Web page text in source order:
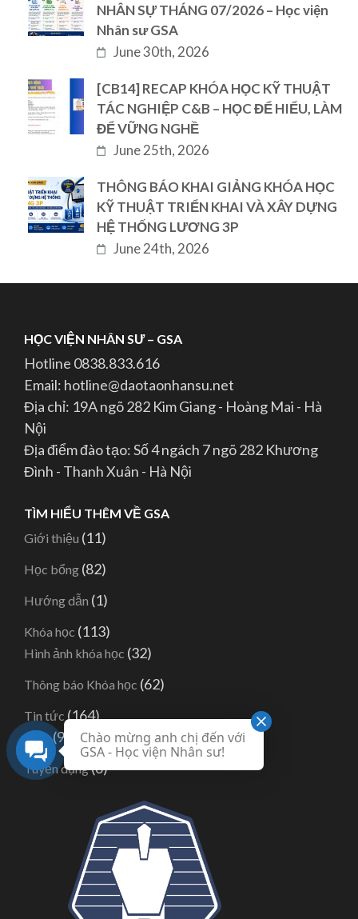
NHÂN SỰ THÁNG 07/2026 – Học viện
Nhân sư GSA
June 30th, 2026
[CB14] RECAP KHÓA HỌC KỸ THUẬT
TÁC NGHIỆP C&B – HỌC ĐỂ HIỂU, LÀM
ĐỂ VỮNG NGHỀ
June 25th, 2026
THÔNG BÁO KHAI GIẢNG KHÓA HỌC
KỸ THUẬT TRIỂN KHAI VÀ XÂY DỰNG
HỆ THỐNG LƯƠNG 3P
June 24th, 2026
HỌC VIỆN NHÂN SƯ – GSA
Hotline 0838.833.616
Email: hotline@daotaonhansu.net
Địa chỉ: 19A ngõ 282 Kim Giang - Hoàng Mai - Hà
Nội
Địa điểm đào tạo: Số 4 ngách 7 ngõ 282 Khương
Đình - Thanh Xuân - Hà Nội
TÌM HIỂU THÊM VỀ GSA
Giới thiệu (11)
Học bổng (82)
Hướng dẫn (1)
Khóa học (113)
Hình ảnh khóa học (32)
Thông báo Khóa học (62)
Tin tức (164)
Blog(95)
Tuyển dụng(6)
Chào mừng anh chị đến với
GSA - Học viện Nhân sư!